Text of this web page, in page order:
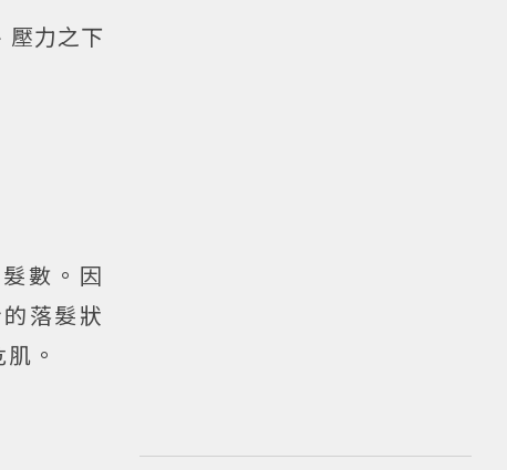
壓力之下
數。因
落髮狀
。